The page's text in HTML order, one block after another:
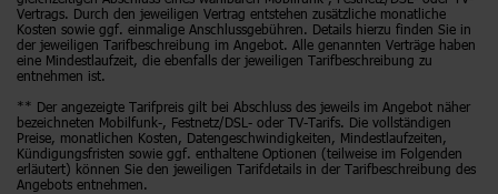
Vertrags. Durch den jeweiligen Vertrag entstehen zusätzliche monatliche
Kosten sowie ggf. einmalige Anschlussgebühren. Details hierzu finden Sie in
der jeweiligen Tarifbeschreibung im Angebot. Alle genannten Verträge haben
eine Mindestlaufzeit, die ebenfalls der jeweiligen Tarifbeschreibung zu
entnehmen ist.
** Der angezeigte Tarifpreis gilt bei Abschluss des jeweils im Angebot näher
bezeichneten Mobilfunk-, Festnetz/DSL- oder TV-Tarifs. Die vollständigen
Preise, monatlichen Kosten, Datengeschwindigkeiten, Mindestlaufzeiten,
Kündigungsfristen sowie ggf. enthaltene Optionen (teilweise im Folgenden
erläutert) können Sie den jeweiligen Tarifdetails in der Tarifbeschreibung des
Angebots entnehmen.